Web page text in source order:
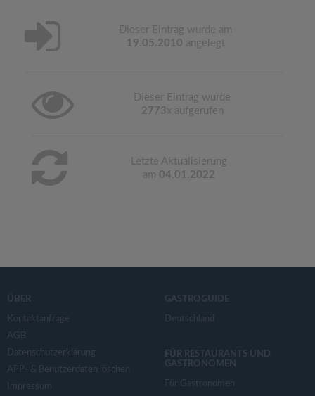
Dieser Eintrag wurde am
19.05.2010 angelegt
Dieser Eintrag wurde
2773x aufgerufen
Letzte Aktualisierung
am 04.01.2022
ÜBER
Kontaktanfrage
AGB
Datenschutzerklärung
APP- & Benutzerdaten löschen
Impressum
GASTROGUIDE
Deutschland
FÜR RESTAURANTS UND
GASTRONOMEN
Für Gastronomen